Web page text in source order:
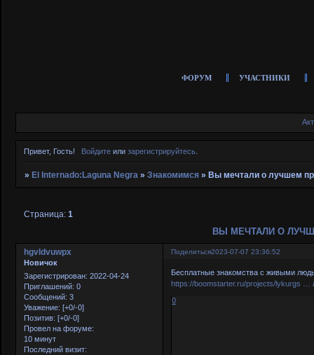
ФОРУМ УЧАСТНИКИ
Привет, Гость! Войдитеили зарегистрируйтесь.
»El Internado:Laguna Negra »Знакомимся »Вы мечтали о лучшем
ВЫ МЕЧТАЛИ О
Страница:1
Поделиться2023-07-07 23:36:52
hgvldvuwpx
Новичок
Зарегистрирован: 2022-04-24
Приглашений: 0
Сообщений: 3
Уважение: [+0/-0]
Позитив: [+0/-0]
Провел на форуме:
10 минут
Последний визит:
Бесплатные знакомства с живыми
https://boomstarter.ru/projects/lykurgs …
0